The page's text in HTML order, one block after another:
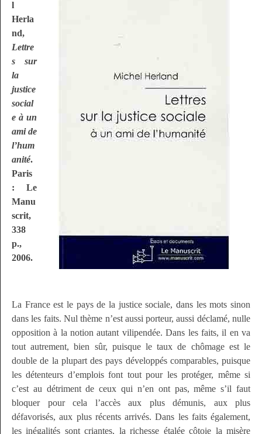
l
Herla
nd,
Lettre
s sur
la
justice
social
e à un
ami de
l’hum
anité.
Paris
: Le
Manu
scrit,
338
p.,
2006.
La France est le pays de la justice sociale, dans les mots sinon
dans les faits. Nul thème n’est aussi porteur, aussi déclamé, nulle
opposition à la notion autant vilipendée. Dans les faits, il en va
tout autrement, bien sûr, puisque le taux de chômage est le
double de la plupart des pays développés comparables, puisque
les détenteurs d’emplois font tout pour les protéger, même si
c’est au détriment de ceux qui n’en ont pas, même s’il faut
bloquer pour cela l’accès aux plus démunis, aux plus
défavorisés, aux plus récents arrivés. Dans les faits également,
les inégalités sont criantes, la richesse étalée côtoie la misère